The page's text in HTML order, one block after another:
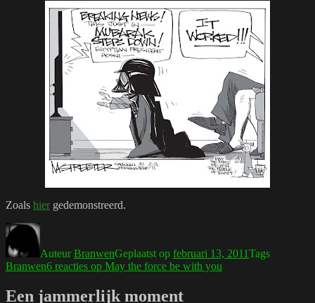
Zoals hier gedemonstreerd.
AuteurBranwenGeplaatst op februari 13, 2011Tags
Branwen6 reacties op May the force be with you
Een jammerlijk moment